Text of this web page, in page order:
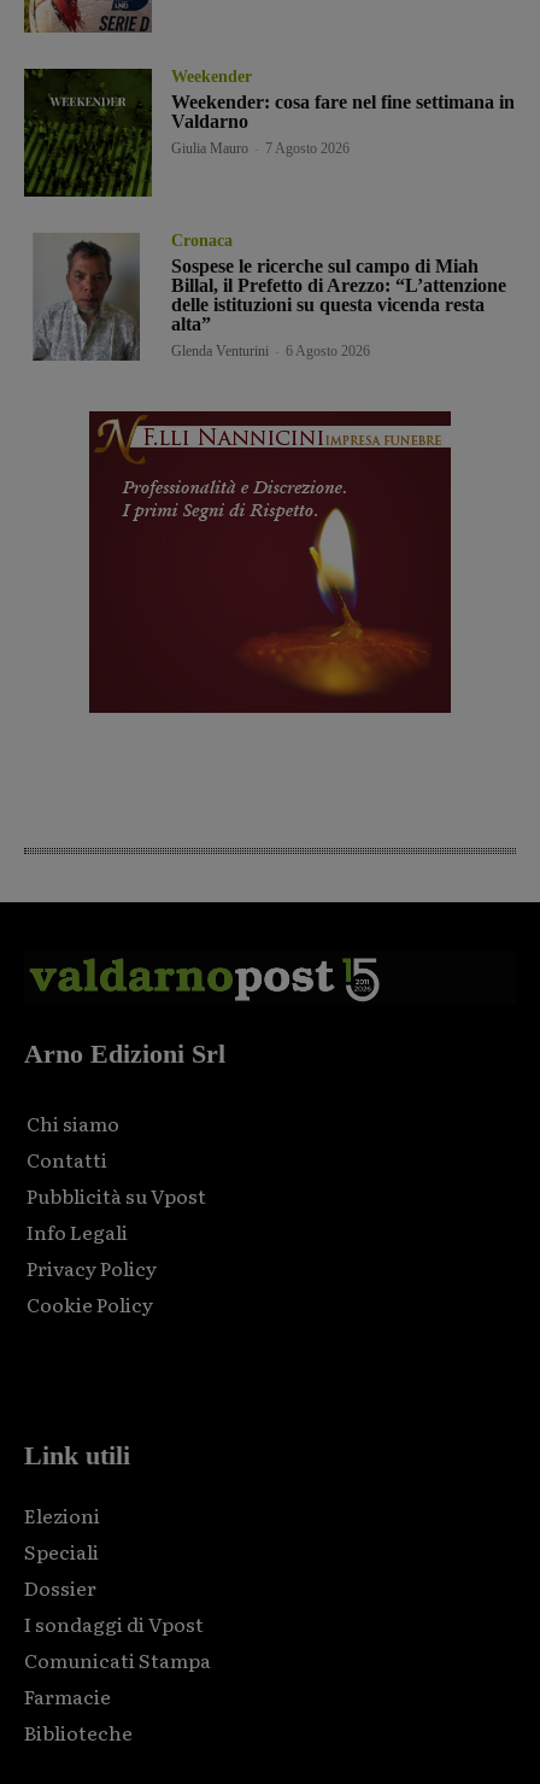
Weekender
Weekender: cosa fare nel fine settimana in
Valdarno
Giulia Mauro 7 Agosto 2026
Cronaca
Sospese le ricerche sul campo di Miah
Billal, il Prefetto di Arezzo: “L’attenzione
delle istituzioni su questa vicenda resta
alta”
Glenda Venturini 6 Agosto 2026
Arno Edizioni Srl
Chi siamo
Contatti
Pubblicità su Vpost
Info Legali
Privacy Policy
Cookie Policy
Link utili
Elezioni
Speciali
Dossier
I sondaggi di Vpost
Comunicati Stampa
Farmacie
Biblioteche